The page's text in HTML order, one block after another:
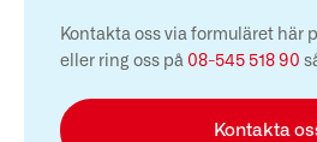
Kontakta oss via formuläret här
eller ring oss på 08-545 518 90
Kontakta